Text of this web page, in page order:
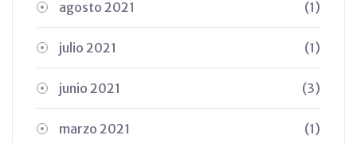
agosto 2021 (1)
julio 2021 (1)
junio 2021 (3)
marzo 2021 (1)